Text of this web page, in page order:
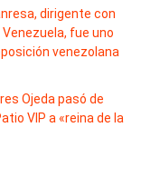
dirigente con
fue uno
venezolana
Ojeda pasó de
VIP a «reina de la